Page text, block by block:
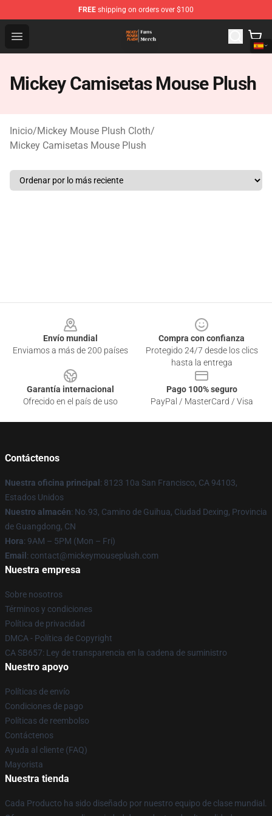
FREE shipping on orders over $100
Open menu
Mickey Mouse Plush Shop - The Best Store of Mickey
Mickey Camisetas Mouse Plush
Inicio/Mickey Mouse Plush Cloth/
Mickey Camisetas Mouse Plush
Envío mundial
Enviamos a más de 200 países
Compra con confianza
Protegido 24/7 desde los clics
hasta la entrega
Garantía internacional
Ofrecido en el país de uso
Pago 100% seguro
PayPal / MasterCard / Visa
Contáctenos
Nuestra oficina principal : 8123 10a San Francisco, CA 94103,
Estados Unidos
Nuestro almacén: No.93, Camino de Guihua, Ciudad Dexing, Provincia
de Guangdong, CN
Hora: 9AM – 5PM (Mon – Fri)
Email : contact@mickeymouseplush.com
Nuestra empresa
Sobre nosotros
Términos y condiciones
Política de privacidad
DMCA - Política de Copyright
CA SB657: Ley de transparencia en la cadena de suministro
Nuestro apoyo
Políticas de envío
Condiciones de pago
Políticas de reembolso
Contáctenos
Ayuda al cliente (FAQ)
Mayorista
Nuestra tienda
Cada Producto ha sido diseñado por nuestro equipo de clase mundial.